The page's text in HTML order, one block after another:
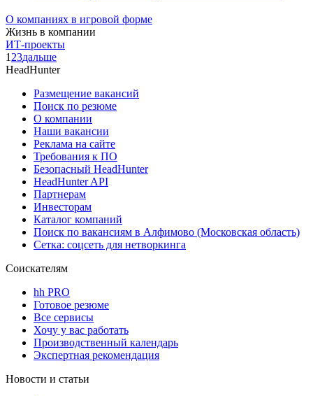
О компаниях в игровой форме
Жизнь в компании
ИТ-проекты
1 23дальше
HeadHunter
Размещение вакансий
Поиск по резюме
О компании
Наши вакансии
Реклама на сайте
Требования к ПО
Безопасный HeadHunter
HeadHunter API
Партнерам
Инвесторам
Каталог компаний
Поиск по вакансиям в Алфимово (Московская область)
Сетка: соцсеть для нетворкинга
Соискателям
hh PRO
Готовое резюме
Все сервисы
Хочу у вас работать
Производственный календарь
Экспертная рекомендация
Новости и статьи